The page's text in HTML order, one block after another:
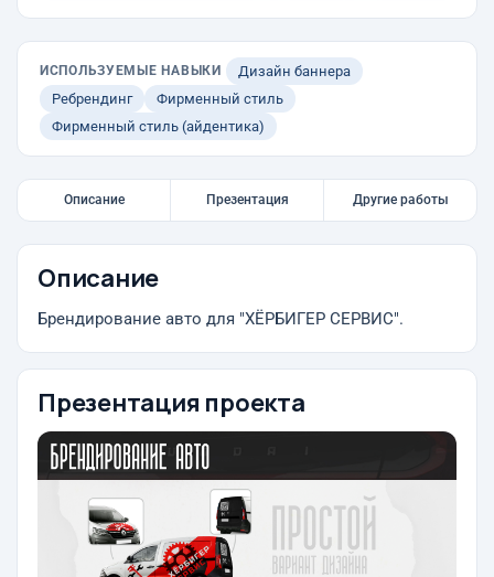
ИСПОЛЬЗУЕМЫЕ НАВЫКИ
Дизайн баннера
Ребрендинг
Фирменный стиль
Фирменный стиль (айдентика)
Описание Презентация Другие работы
Описание
Брендирование авто для "ХЁРБИГЕР СЕРВИС".
Презентация проекта